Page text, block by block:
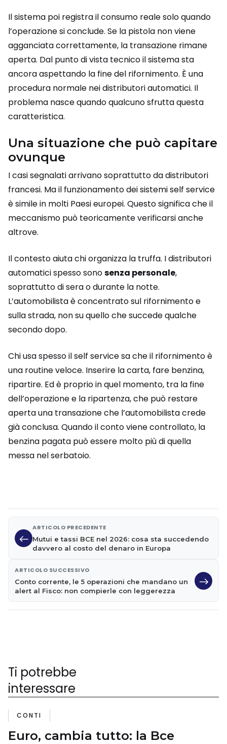
Il sistema poi registra il consumo reale solo quando
l’operazione si conclude. Se la pistola non viene
agganciata correttamente, la transazione rimane
aperta. Dal punto di vista tecnico il sistema sta
ancora aspettando la fine del rifornimento. È una
procedura normale nei distributori automatici. Il
problema nasce quando qualcuno sfrutta questa
caratteristica.
Una situazione che può capitare
ovunque
I casi segnalati arrivano soprattutto da distributori
francesi. Ma il funzionamento dei sistemi self service
è simile in molti Paesi europei. Questo significa che il
meccanismo può teoricamente verificarsi anche
altrove.
Il contesto aiuta chi organizza la truffa. I distributori
automatici spesso sonosenza personale,
soprattutto di sera o durante la notte.
L’automobilista è concentrato sul rifornimento e
sulla strada, non su quello che succede qualche
secondo dopo.
Chi usa spesso il self service sa che il rifornimento è
una routine veloce. Inserire la carta, fare benzina,
ripartire. Ed è proprio in quel momento, tra la fine
dell’operazione e la ripartenza, che può restare
aperta una transazione che l’automobilista crede
già conclusa. Quando il conto viene controllato, la
benzina pagata può essere molto più di quella
messa nel serbatoio.
ARTICOLO PRECEDENTE
Mutui e tassi BCE nel 2026: cosa sta succedendo
davvero al costo del denaro in Europa
ARTICOLO SUCCESSIVO
Conto corrente, le 5 operazioni che mandano un
alert al Fisco: non compierle con leggerezza
Ti potrebbe
interessare
CONTI
Euro, cambia tutto: la Bce